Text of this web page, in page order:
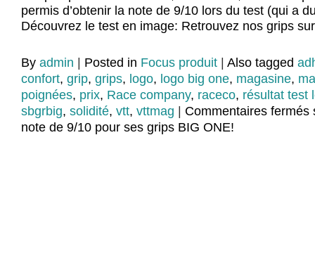
permis d’obtenir la note de 9/10 lors du test (qui a
Découvrez le test en image: Retrouvez nos grips
By admin Posted in Focus produit Also tagged
confort, grip, grips, logo, logo big one, magasine,
poignées, prix, Race company, raceco, résultat test
sbgrbig, solidité, vtt, vttmag Commentaires fermés
note de 9/10 pour ses grips BIG ONE!